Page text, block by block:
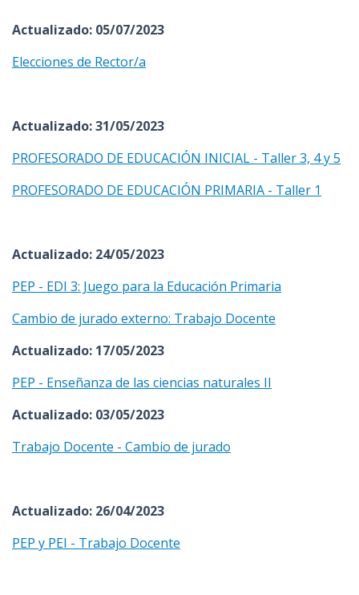
Actualizado: 05/07/2023
Elecciones de Rector/a
Actualizado: 31/05/2023
PROFESORADO DE EDUCACIÓN INICIAL - Taller 3, 4 y 5
PROFESORADO DE EDUCACIÓN PRIMARIA - Taller 1
Actualizado: 24/05/2023
PEP - EDI 3: Juego para la Educación Primaria
Cambio de jurado externo: Trabajo Docente
Actualizado: 17/05/2023
PEP - Enseñanza de las ciencias naturales II
Actualizado: 03/05/2023
Trabajo Docente - Cambio de jurado
Actualizado: 26/04/2023
PEP y PEI - Trabajo Docente